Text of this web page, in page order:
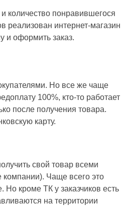
количество понравившегося
реализован интернет-магазин
и оформить заказ.
Но все же чаще
100%, кто-то работает
после получения товара.
карту.
свой товар всеми
Чаще всего это
кроме ТК у заказчиков есть
на территории